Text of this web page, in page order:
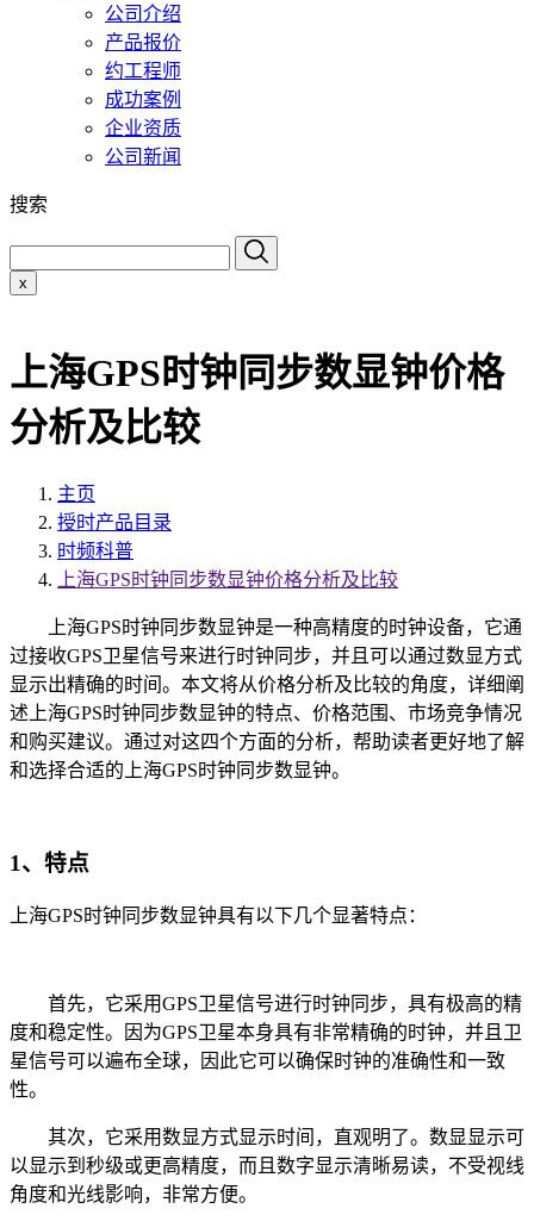
公司介绍
产品报价
约工程师
成功案例
企业资质
公司新闻
搜索
x
上海GPS时钟同步数显钟价格
分析及比较
主页
授时产品目录
时频科普
上海GPS时钟同步数显钟价格分析及比较
上海GPS时钟同步数显钟是一种高精度的时钟设备，它通
过接收GPS卫星信号来进行时钟同步，并且可以通过数显方式
显示出精确的时间。本文将从价格分析及比较的角度，详细阐
述上海GPS时钟同步数显钟的特点、价格范围、市场竞争情况
和购买建议。通过对这四个方面的分析，帮助读者更好地了解
和选择合适的上海GPS时钟同步数显钟。
1、特点
上海GPS时钟同步数显钟具有以下几个显著特点：
首先，它采用GPS卫星信号进行时钟同步，具有极高的精
度和稳定性。因为GPS卫星本身具有非常精确的时钟，并且卫
星信号可以遍布全球，因此它可以确保时钟的准确性和一致
性。
其次，它采用数显方式显示时间，直观明了。数显显示可
以显示到秒级或更高精度，而且数字显示清晰易读，不受视线
角度和光线影响，非常方便。